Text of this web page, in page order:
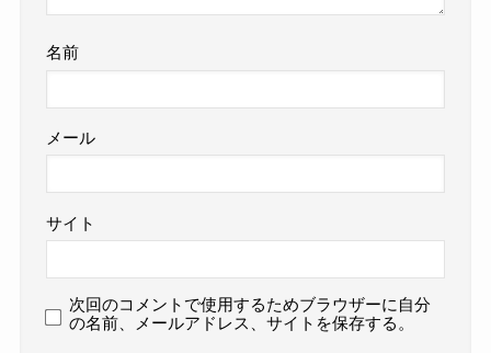
名前
メール
サイト
次回のコメントで使用するためブラウザーに自分
の名前、メールアドレス、サイトを保存する。